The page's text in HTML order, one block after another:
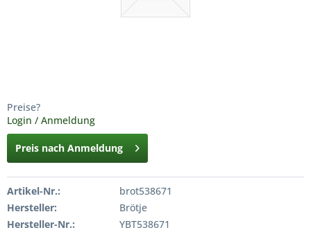
Preise?
Login / Anmeldung
Preis nach Anmeldung
Artikel-Nr.:
brot538671
Hersteller:
Brötje
Hersteller-Nr.:
YBT538671